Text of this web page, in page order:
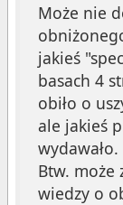
Może nie
jakieś
basach 4
obiło o
ale jakieś
wydawało.
Btw. może
wiedzy o